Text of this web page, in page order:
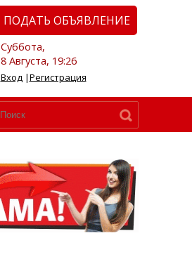
ПОДАТЬ ОБЪЯВЛЕНИЕ
Суббота,
8 Августа, 19:26
Вход|Регистрация